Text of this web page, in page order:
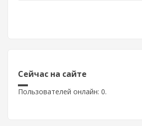
Сейчас на сайте
Пользователей онлайн: 0.